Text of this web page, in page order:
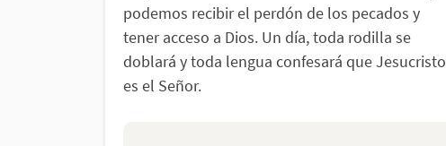
podemos recibir el perdón de los pecados y
tener acceso a Dios. Un día, toda rodilla se
doblará y toda lengua confesará que Jesucristo
es el Señor.